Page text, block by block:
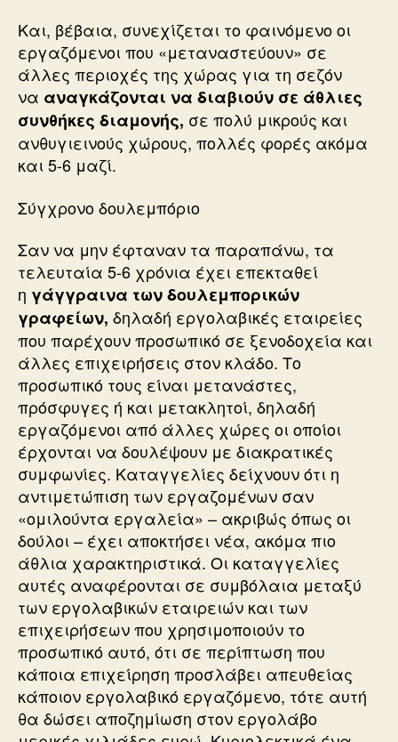
Και, βέβαια, συνεχίζεται το φαινόμενο οι
εργαζόμενοι που «μεταναστεύουν» σε
άλλες περιοχές της χώρας για τη σεζόν
να αναγκάζονται να διαβιούν σε άθλιες
συνθήκες διαμονής, σε πολύ μικρούς και
ανθυγιεινούς χώρους, πολλές φορές ακόμα
και 5-6 μαζί.
Σύγχρονο δουλεμπόριο
Σαν να μην έφταναν τα παραπάνω, τα
τελευταία 5-6 χρόνια έχει επεκταθεί
η γάγγραινα των δουλεμπορικών
γραφείων, δηλαδή εργολαβικές εταιρείες
που παρέχουν προσωπικό σε ξενοδοχεία και
άλλες επιχειρήσεις στον κλάδο. Το
προσωπικό τους είναι μετανάστες,
πρόσφυγες ή και μετακλητοί, δηλαδή
εργαζόμενοι από άλλες χώρες οι οποίοι
έρχονται να δουλέψουν με διακρατικές
συμφωνίες. Καταγγελίες δείχνουν ότι η
αντιμετώπιση των εργαζομένων σαν
«ομιλούντα εργαλεία» – ακριβώς όπως οι
δούλοι – έχει αποκτήσει νέα, ακόμα πιο
άθλια χαρακτηριστικά. Οι καταγγελίες
αυτές αναφέρονται σε συμβόλαια μεταξύ
των εργολαβικών εταιρειών και των
επιχειρήσεων που χρησιμοποιούν το
προσωπικό αυτό, ότι σε περίπτωση που
κάποια επιχείρηση προσλάβει απευθείας
κάποιον εργολαβικό εργαζόμενο, τότε αυτή
θα δώσει αποζημίωση στον εργολάβο